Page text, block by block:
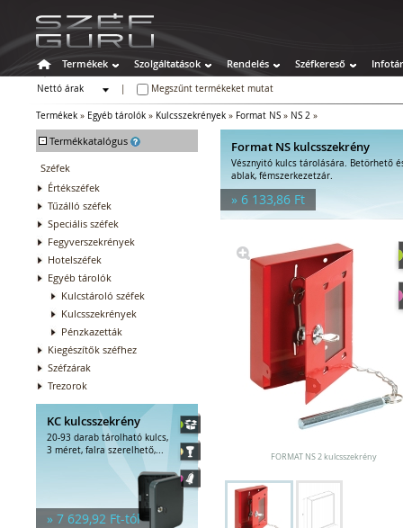
Termékek Szolgáltatások Rendelés Széfkereső Infotár
Nettó árak
Megszűnt termékeket mutat
Termékek » Egyéb tárolók » Kulcsszekrények » Format NS » NS 2 »
- Termékkatalógus
Széfek
Értékszéfek
Tűzálló széfek
Speciális széfek
Fegyverszekrények
Hotelszéfek
Egyéb tárolók
Kulcstároló széfek
Kulcsszekrények
Pénzkazetták
Kiegészítők széfhez
Széfzárak
Trezorok
KC kulcsszekrény
20-93 darab tárolható kulcs,
3 méret, falra szerelhető,...
» 7 629,92 Ft-tól
Format NS kulcsszekrény
Vésznyitó kulcs tárolására. Betörhető
ablak, fémszerkezetzár.
» 6 133,86 Ft
FORMAT NS 2 kulcsszekrény